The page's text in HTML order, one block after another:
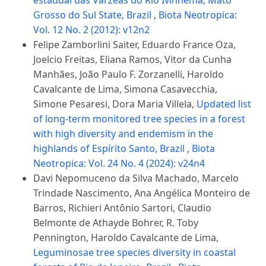
Grosso do Sul State, Brazil , Biota Neotropica:
Vol. 12 No. 2 (2012): v12n2
Felipe Zamborlini Saiter, Eduardo France Oza,
Joelcio Freitas, Eliana Ramos, Vitor da Cunha
Manhães, João Paulo F. Zorzanelli, Haroldo
Cavalcante de Lima, Simona Casavecchia,
Simone Pesaresi, Dora Maria Villela, Updated list
of long-term monitored tree species in a forest
with high diversity and endemism in the
highlands of Espírito Santo, Brazil , Biota
Neotropica: Vol. 24 No. 4 (2024): v24n4
Davi Nepomuceno da Silva Machado, Marcelo
Trindade Nascimento, Ana Angélica Monteiro de
Barros, Richieri Antônio Sartori, Claudio
Belmonte de Athayde Bohrer, R. Toby
Pennington, Haroldo Cavalcante de Lima,
Leguminosae tree species diversity in coastal